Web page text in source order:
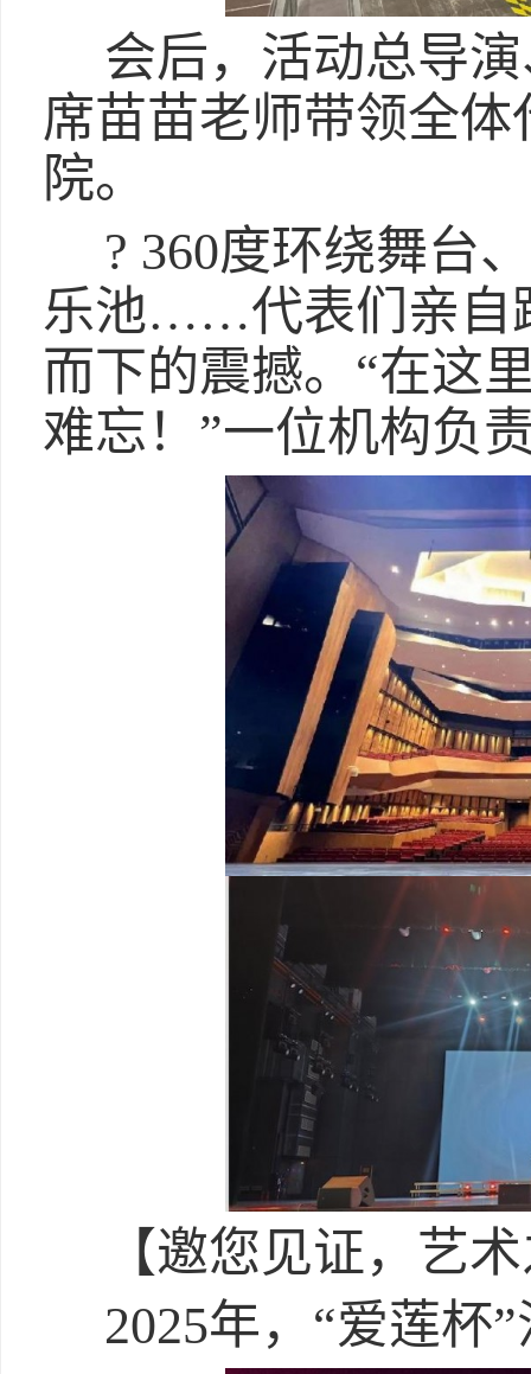
会后，活动总导
席苗苗老师带领全
院。
? 360度环绕舞台
乐池……代表们亲自
而下的震撼。“在这
难忘！”一位机构负
【邀您见证，艺
2025年，“爱莲杯